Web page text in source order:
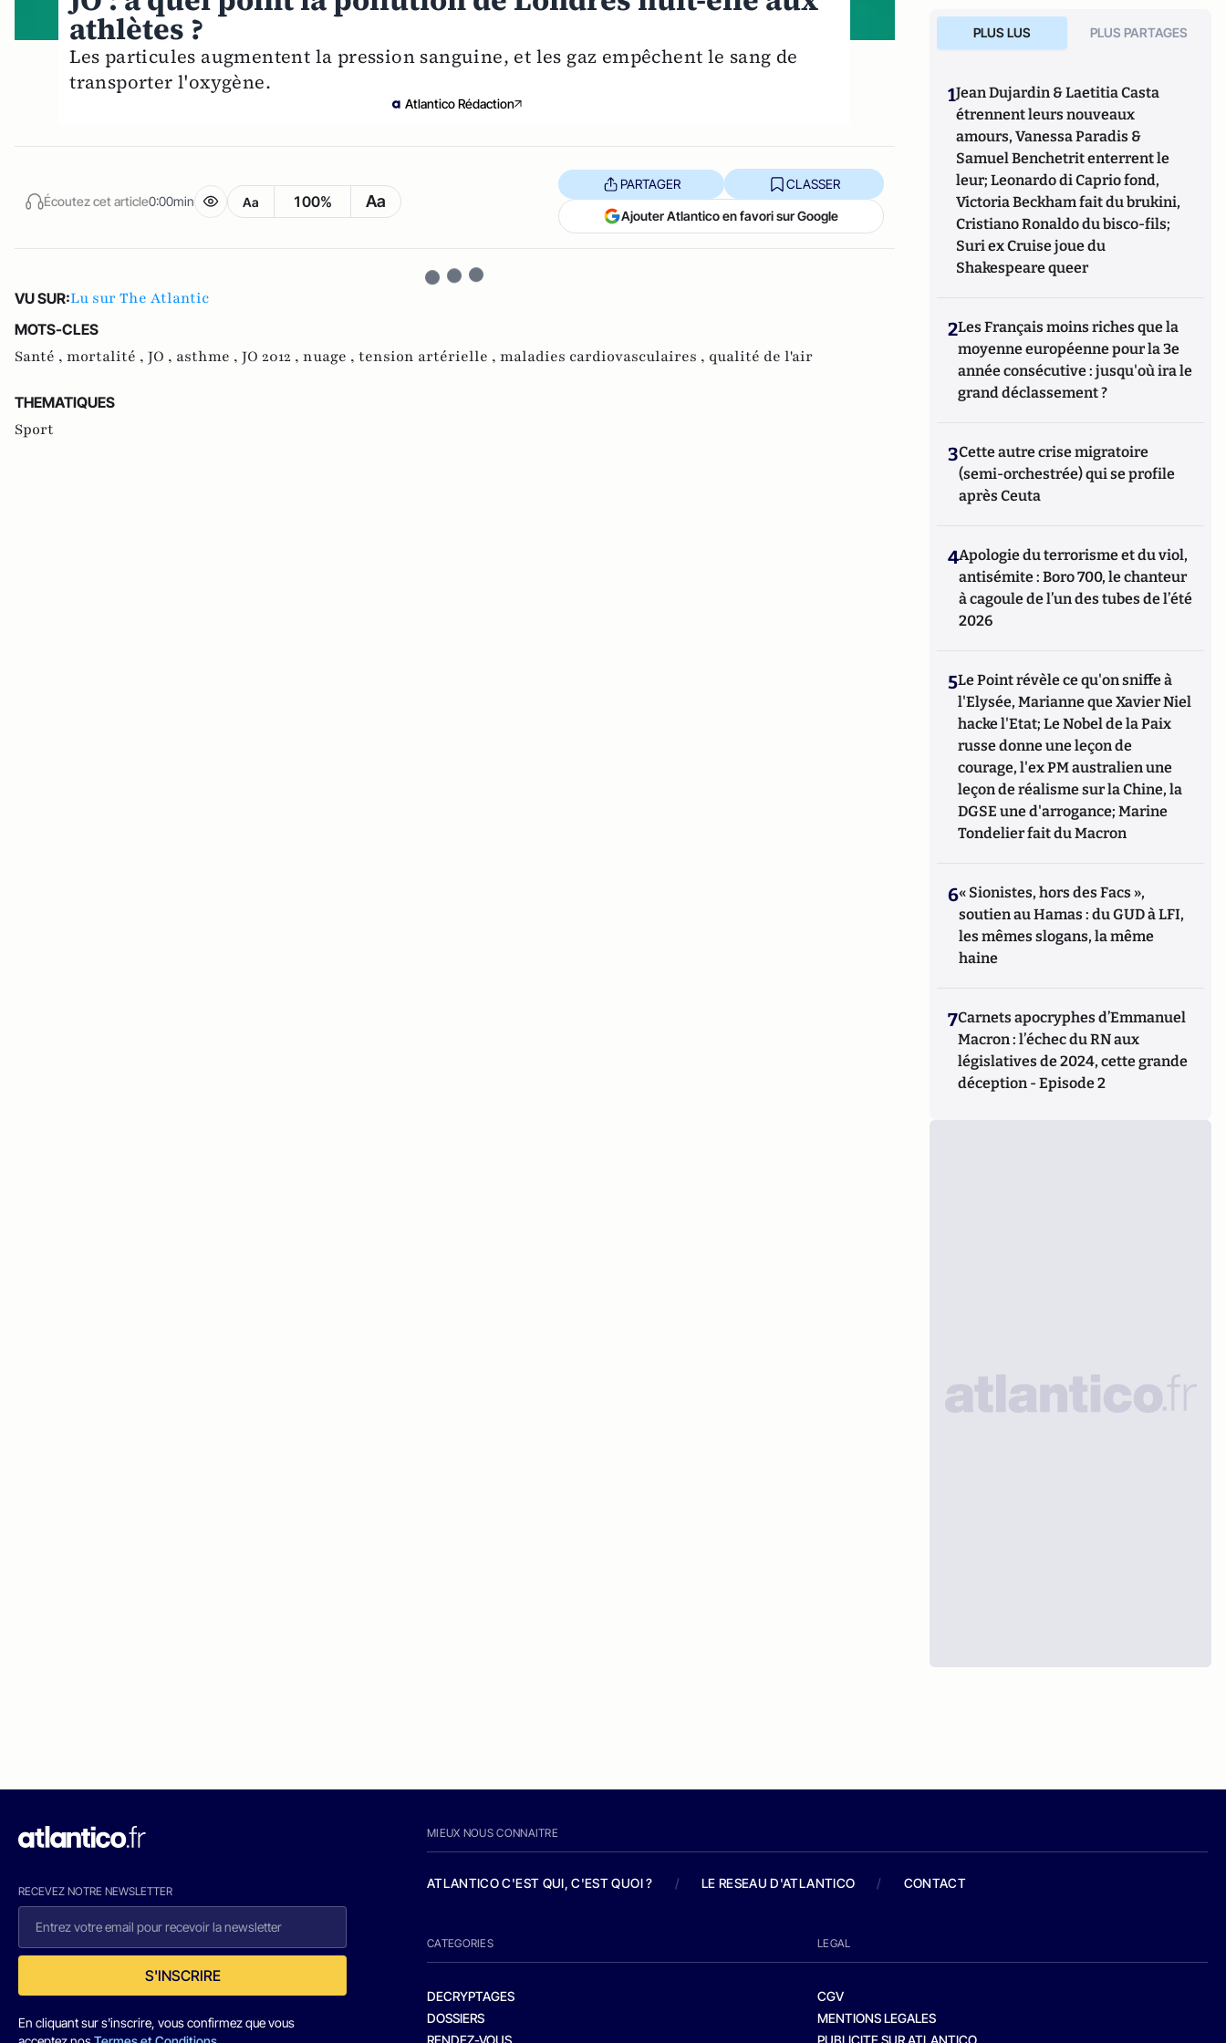
athlètes ?
Les particules augmentent la pression sanguine, et les gaz empêchent le sang de
transporter l'oxygène.
Atlantico Rédaction
Écoutez cet article0:00min Aa 100% Aa
PARTAGER CLASSER
Ajouter Atlantico en favori sur Google
VU SUR:Lu sur The Atlantic
MOTS-CLES
Santé , mortalité , JO , asthme , JO 2012 , nuage , tension artérielle , maladies cardiovasculaires , qualité de l'air
THEMATIQUES
Sport
PLUS LUS PLUS PARTAGES
1Jean Dujardin & Laetitia Casta
étrennent leurs nouveaux
amours, Vanessa Paradis &
Samuel Benchetrit enterrent le
leur; Leonardo di Caprio fond,
Victoria Beckham fait du brukini,
Cristiano Ronaldo du bisco-fils;
Suri ex Cruise joue du
Shakespeare queer
2Les Français moins riches que la
moyenne européenne pour la 3e
année consécutive : jusqu'où ira le
grand déclassement ?
3Cette autre crise migratoire
(semi-orchestrée) qui se profile
après Ceuta
4Apologie du terrorisme et du viol,
antisémite : Boro 700, le chanteur
à cagoule de l’un des tubes de l’été
2026
5Le Point révèle ce qu'on sniffe à
l'Elysée, Marianne que Xavier Niel
hacke l'Etat; Le Nobel de la Paix
russe donne une leçon de
courage, l'ex PM australien une
leçon de réalisme sur la Chine, la
DGSE une d'arrogance; Marine
Tondelier fait du Macron
6« Sionistes, hors des Facs »,
soutien au Hamas : du GUD à LFI,
les mêmes slogans, la même
haine
7Carnets apocryphes d’Emmanuel
Macron : l’échec du RN aux
législatives de 2024, cette grande
déception - Episode 2
RECEVEZ NOTRE NEWSLETTER
S'INSCRIRE
En cliquant sur s'inscrire, vous confirmez que vous
MIEUX NOUS CONNAITRE
ATLANTICO C'EST QUI, C'EST QUOI ? / LE RESEAU D'ATLANTICO / CONTACT
CATEGORIES
DECRYPTAGES
DOSSIERS
RENDEZ-VOUS
LEGAL
CGV
MENTIONS LEGALES
PUBLICITE SUR ATLANTICO